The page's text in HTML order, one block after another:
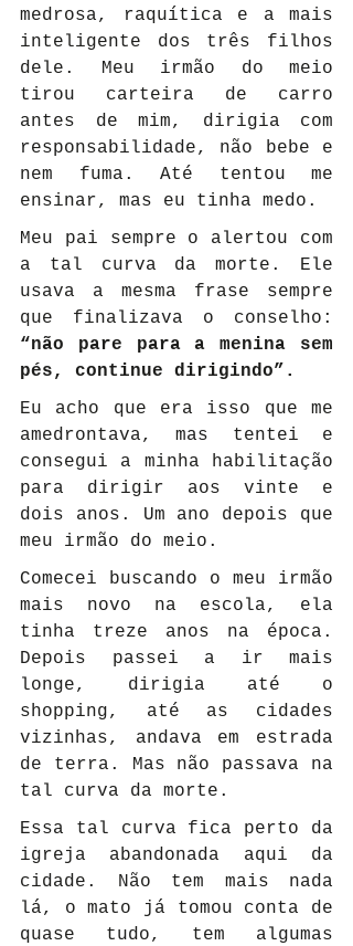
medrosa, raquítica e a mais
inteligente dos três filhos
dele. Meu irmão do meio
tirou carteira de carro
antes de mim, dirigia com
responsabilidade, não bebe e
nem fuma. Até tentou me
ensinar, mas eu tinha medo.
Meu pai sempre o alertou com
a tal curva da morte. Ele
usava a mesma frase sempre
“não pare para a menina sem
pés, continue dirigindo”.
Eu acho que era isso que me
amedrontava, mas tentei e
consegui a minha habilitação
para dirigir aos vinte e
dois anos. Um ano depois que
meu irmão do meio.
Comecei buscando o meu irmão
mais novo na escola, ela
tinha treze anos na época.
Depois passei a ir mais
longe, dirigia até o
shopping, até as cidades
vizinhas, andava em estrada
de terra. Mas não passava na
tal curva da morte.
Essa tal curva fica perto da
igreja abandonada aqui da
cidade. Não tem mais nada
lá, o mato já tomou conta de
quase tudo, tem algumas